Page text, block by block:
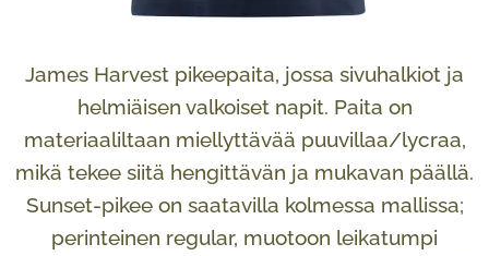
James Harvest pikeepaita, jossa sivuhalkiot ja
helmiäisen valkoiset napit. Paita on
materiaaliltaan miellyttävää puuvillaa/lycraa,
mikä tekee siitä hengittävän ja mukavan päällä.
Sunset-pikee on saatavilla kolmessa mallissa;
perinteinen regular, muotoon leikatumpi